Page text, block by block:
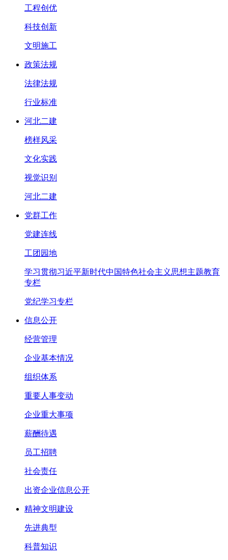
工程创优
科技创新
文明施工
政策法规
法律法规
行业标准
河北二建
榜样风采
文化实践
视觉识别
河北二建
党群工作
党建连线
工团园地
学习贯彻习近平新时代中国特色社会主义思想主题教育
专栏
党纪学习专栏
信息公开
经营管理
企业基本情况
组织体系
重要人事变动
企业重大事项
薪酬待遇
员工招聘
社会责任
出资企业信息公开
精神文明建设
先进典型
科普知识